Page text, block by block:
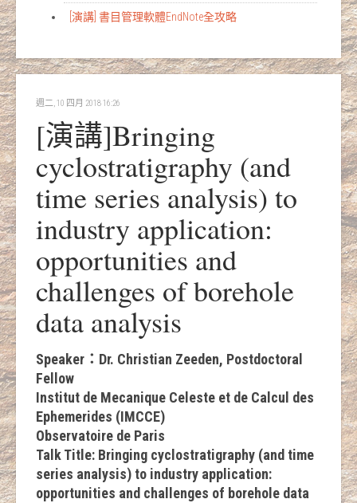
[演講] 書目管理軟體EndNote全攻略
週二, 10 四月 2018 16:26
[演講]Bringing
cyclostratigraphy (and
time series analysis) to
industry application:
opportunities and
challenges of borehole
data analysis
Speaker：Dr. Christian Zeeden, Postdoctoral
Fellow
Institut de Mecanique Celeste et de Calcul des
Ephemerides (IMCCE)
Observatoire de Paris
Talk Title: Bringing cyclostratigraphy (and time
series analysis) to industry application:
opportunities and challenges of borehole data